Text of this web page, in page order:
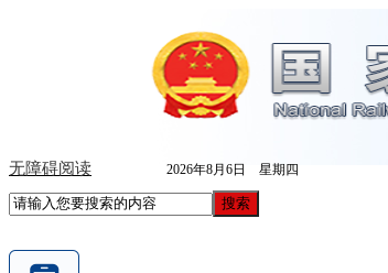
无障碍阅读 2026年8月6日 星期四